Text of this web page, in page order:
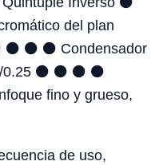
del plan
⚫ ⚫ ⚫ Condensador
⚫ ⚫ ⚫ ⚫
fino y grueso,
de uso,